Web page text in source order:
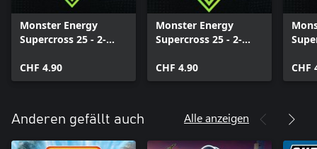
Monster Energy
Supercross 25 - 2-
CHF 4.90
Monster Energy
Supercross 25 - 2-
CHF 4.90
Final
CHF
Anderen gefällt auch Alle anzeigen